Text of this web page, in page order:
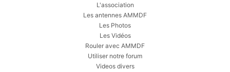
L'association
Les antennes AMMDF
Les Photos
Les Vidéos
Rouler avec AMMDF
Utiliser notre forum
Videos divers